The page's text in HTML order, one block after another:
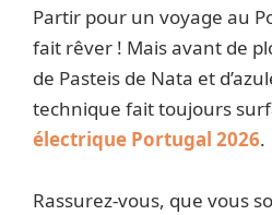
Partir pour un voyage au
fait rêver ! Mais avant de
de Pasteis de Nata et
technique fait toujours
électrique Portugal 2026.
Rassurez-vous, que vous